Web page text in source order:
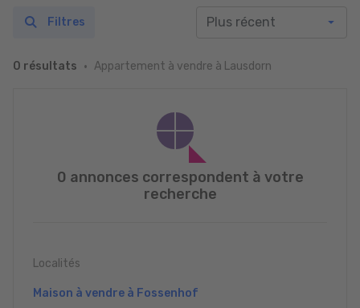
0 résultats Appartement à vendre à Lausdorn
Filtres
0 annonces correspondent à votre
recherche
Localités
Maison à vendre à Fossenhof